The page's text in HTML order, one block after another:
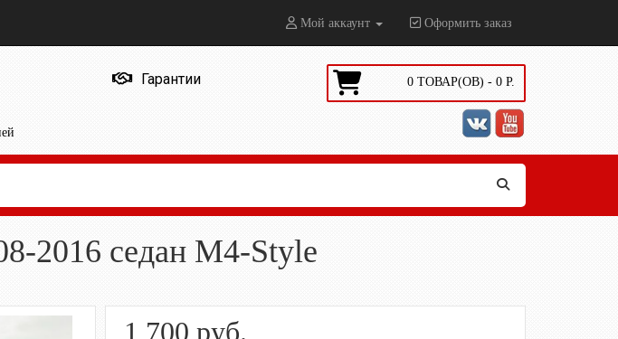
Мой аккаунт Оформить заказ
Гарантии 0 ТОВАР(ОВ) - 0 Р.
2016 седан M4-Style
1 700 руб.